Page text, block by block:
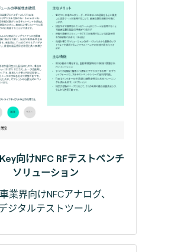
向けNFC RFテストベンチ
ソリューション
業界向けNFCアナログ、
ジタルテストツール